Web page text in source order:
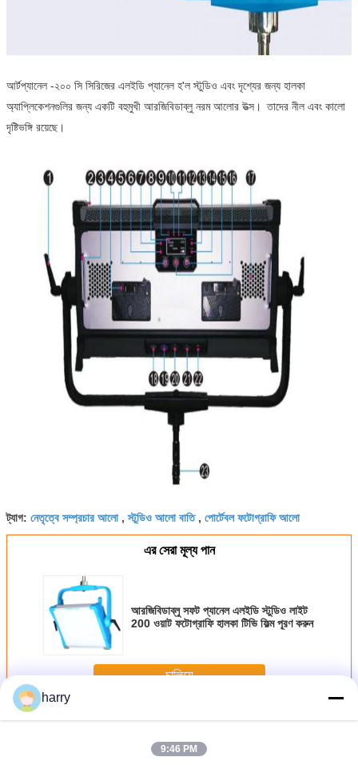
আর্টপ্যানেল -২০০ সি সিরিজের এলইডি প্যানেল হ'ল স্টুডিও এবং দৃশ্যের জন্য হালকা
অ্যাপ্লিকেশনগুলির জন্য একটি বহুমুখী আরজিবিডাব্লু নরম আলোর উত্স। তাদের নীল এবং কালো
দৃষ্টিভঙ্গি রয়েছে।
ট্যাগ: নেতৃত্বে সম্প্রচার আলো,স্টুডিও আলো বাতি, পোর্টেবল ফটোগ্রাফি আলো
এর সেরা মূল্য পান
আরজিবিডাব্লু সফট প্যানেল এলইডি স্টুডিও লাইট
200 ওয়াট ফটোগ্রাফি হালকা টিভি ফিল্ম পূরণ করুন
চালিয়ে
অধিকফিল্ম লাইটিং বেলুনস
harry
9:46 PM